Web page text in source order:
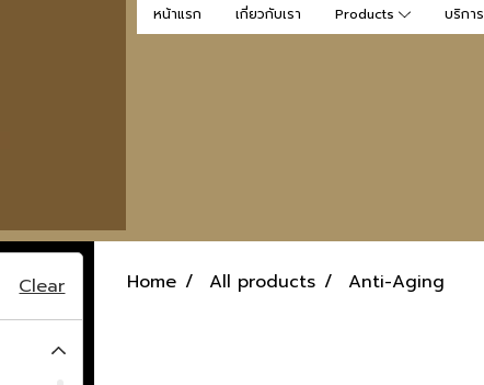
หน้าแรก เกี่ยวกับเรา Products บริการ
Home All products Anti-Aging
Clear